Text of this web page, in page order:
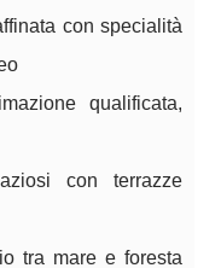
con specialità
qualificata,
con terrazze
tra mare e foresta